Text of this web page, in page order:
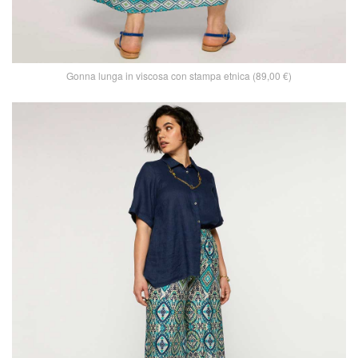
Gonna lunga in viscosa con stampa etnica (89,00 €)